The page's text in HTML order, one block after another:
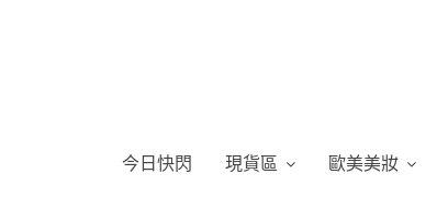
今日快閃 現貨區 歐美美妝